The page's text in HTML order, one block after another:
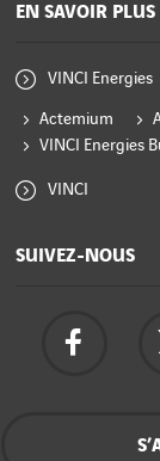
EN SAVOIR PLUS
VINCI Energies
Actemium
VINCI Energies
VINCI
SUIVEZ-NOUS